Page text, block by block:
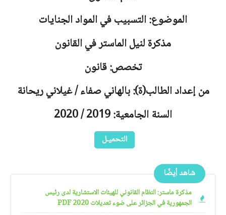
الموضوع: التسبيب في المواد الجنايات
مذكرة لنيل الماستر في القانون
تخصص: قانون
من إعداد الطالب(ة): بالهاني صفاء / غيلاني ريحانة
السنة الجامعية: 2019 / 2020
التحميـل
شاهد أيضًا
مذكرة ماستر: النظام القانوني للهيئات الاستشارية لدى رئيس
الجمهورية في الجزائر على ضوء تعديلات 2020 PDF